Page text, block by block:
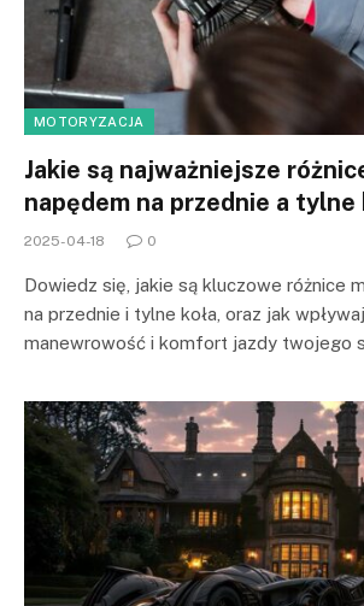
MOTORYZACJA
Jakie są najważniejsze
napędem na przednie a tylne
2025-04-18 0
Dowiedz się, jakie są kluczowe różnice
na przednie i tylne koła, oraz jak
manewrowość i komfort jazdy twojego